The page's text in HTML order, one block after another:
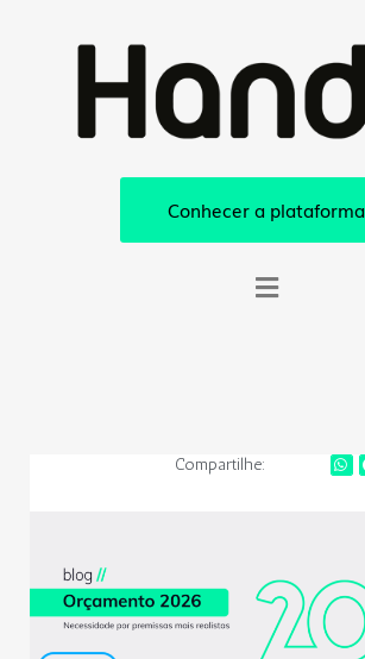
Conhecer a plataforma
Compartilhe: